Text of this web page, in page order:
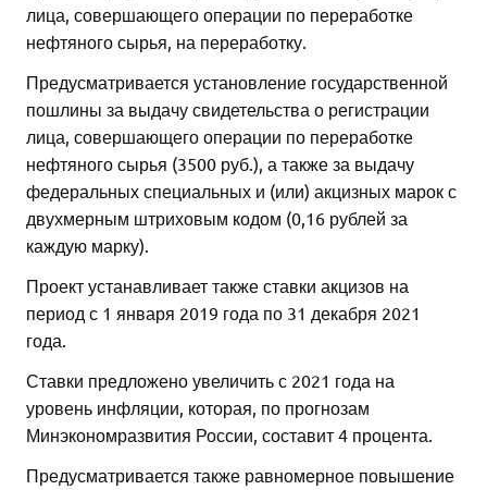
лица, совершающего операции по переработке
нефтяного сырья, на переработку.
Предусматривается установление государственной
пошлины за выдачу свидетельства о регистрации
лица, совершающего операции по переработке
нефтяного сырья (3500 руб.), а также за выдачу
федеральных специальных и (или) акцизных марок с
двухмерным штриховым кодом (0,16 рублей за
каждую марку).
Проект устанавливает также ставки акцизов на
период с 1 января 2019 года по 31 декабря 2021
года.
Ставки предложено увеличить с 2021 года на
уровень инфляции, которая, по прогнозам
Минэкономразвития России, составит 4 процента.
Предусматривается также равномерное повышение